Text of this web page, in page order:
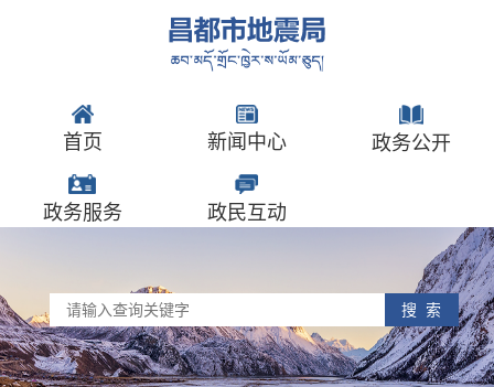
首页 新闻中心 政务公开
政务服务 政民互动
搜 索